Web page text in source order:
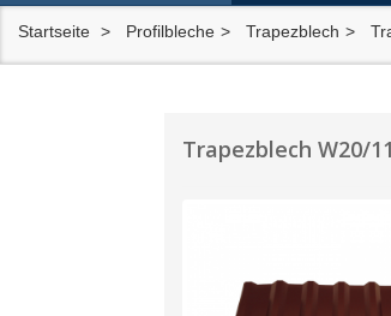
Startseite Profilbleche Trapezblech
Trapezblech W20/